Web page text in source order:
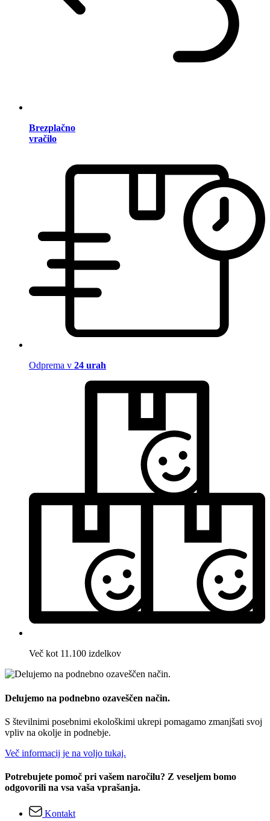
Brezplačno
vračilo
Odprema v 24 urah
Več kot 11.100 izdelkov
Delujemo na podnebno ozaveščen način.
S številnimi posebnimi ekološkimi ukrepi pomagamo zmanjšati svoj
vpliv na okolje in podnebje.
Več informacij je na voljo tukaj.
Potrebujete pomoč pri vašem naročilu? Z veseljem bomo
odgovorili na vsa vaša vprašanja.
Kontakt